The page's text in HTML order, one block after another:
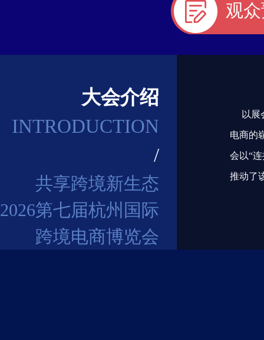
观
大会介绍
INTRODUCTION
/
共享跨境新生态
2026第七届杭州国际
跨境电商博览会
以展
电商的
会以“
推动了